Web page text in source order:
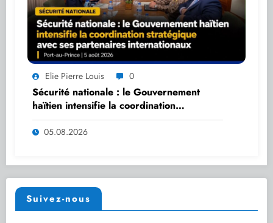
Elie Pierre Louis 0
Sécurité nationale : le Gouvernement
haïtien intensifie la coordination
stratégique avec ses partenaires
internationaux
05.08.2026
Suivez-nous